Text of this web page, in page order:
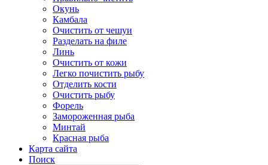
Окунь
Камбала
Очистить от чешуи
Разделать на филе
Линь
Очистить от кожи
Легко почистить рыбу
Отделить кости
Очистить рыбу
Форель
Замороженная рыба
Минтай
Красная рыба
Карта сайта
Поиск